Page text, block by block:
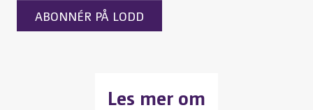
ABONNÉR PÅ LODD
Les mer om